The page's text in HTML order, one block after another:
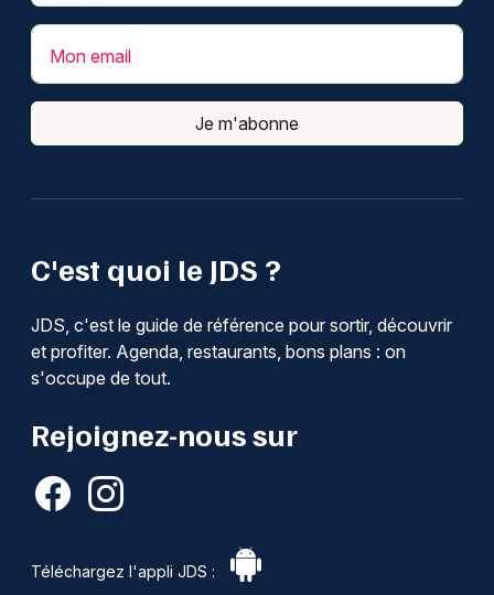
C'est quoi le JDS ?
JDS, c'est le guide de référence pour sortir, découvrir
et profiter. Agenda, restaurants, bons plans : on
s'occupe de tout.
Rejoignez-nous sur
Téléchargez l'appli JDS :
Mon email
Je m'abonne